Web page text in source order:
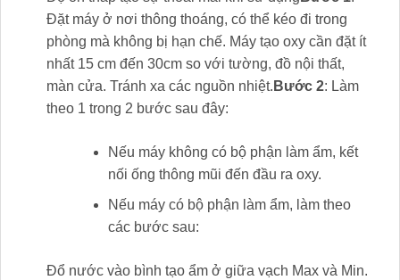
Đặt máy ở nơi thông thoáng, có thể kéo đi trong
phòng mà không bị hạn chế. Máy tạo oxy cần đặt ít
nhất 15 cm đến 30cm so với tường, đồ nội thất,
màn cửa. Tránh xa các nguồn nhiệt. Bước 2: Làm
theo 1 trong 2 bước sau đây:
Nếu máy không có bộ phận làm ẩm, kết
nối ống thông mũi đến đầu ra oxy.
Nếu máy có bộ phận làm ẩm, làm theo
các bước sau:
Đổ nước vào bình tạo ẩm ở giữa vạch Max và Min.